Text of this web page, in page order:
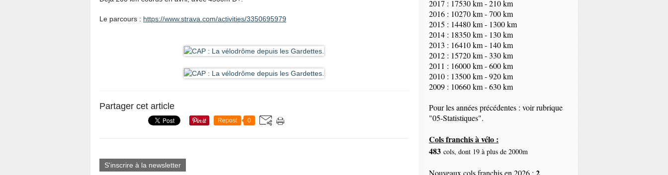
Le parcours : https://www.strava.com/activities/3350695979
Partager cet article
Repost 0
S'inscrire à la newsletter
2017 : 17530 km - 210 km
2016 : 10270 km - 700 km
2015 : 14480 km - 1300 km
2014 : 18350km- 130 km
2013 : 16410 km - 140 km
2012 : 15720 km - 330 km
2011 : 16000 km - 600 km
2010 : 13500 km - 920 km
2009 : 10660 km - 630 km
Pour les années précédentes : voir rubrique
"05-Statistiques".
Cols franchis à vélo :
483 cols, dont 19 à plus de 2000m
Nouveaux cols franchis en 2026 :